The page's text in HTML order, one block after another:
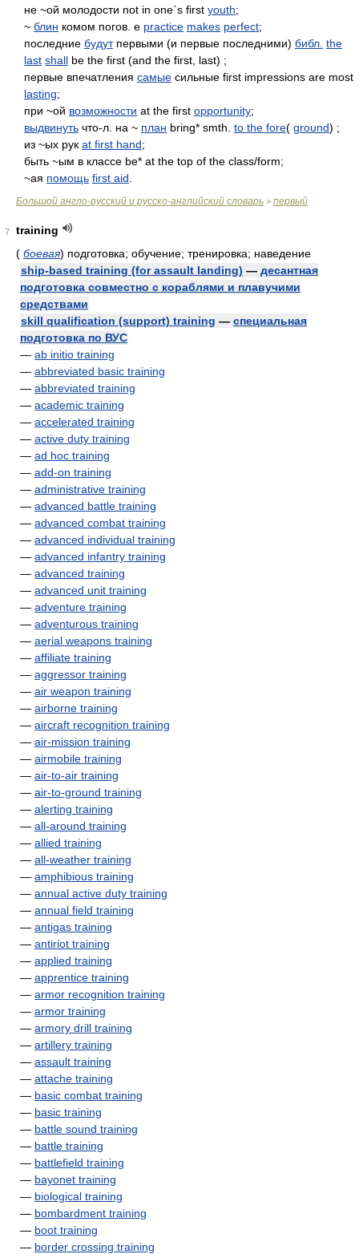
не ~ой молодости not in one`s first youth;
~ блин комом погов. е practice makes perfect;
последние будутпервыми (и первые последними) библ. the
last shall be the first (and the first, last) ;
первые впечатления самые сильные first impressions are most
lasting;
при ~ой возможности at the first opportunity;
выдвинуть что-л. на ~ план bring* smth. to the fore( ground) ;
из ~ых рук at first hand;
быть ~ым в классе be* at the top of the class/form;
~ая помощь first aid
Большой англо-русский и русско-английский словарь > первый
7
training
( боевая) подготовка; обучение; тренировка; наведение
ship-based training (for assault landing) — десантная
подготовка совместно с кораблями и плавучими
средствами
skill qualification (support) training — специальная
подготовка по ВУС
— ab initio training
— abbreviated basic training
— abbreviated training
— academic training
— accelerated training
— active duty training
— ad hoc training
— add-on training
— administrative training
— advanced battle training
— advanced combat training
— advanced individual training
— advanced infantry training
— advanced training
— advanced unit training
— adventure training
— adventurous training
— aerial weapons training
— affiliate training
— aggressor training
— air weapon training
— airborne training
— aircraft recognition training
— air-mission training
— airmobile training
— air-to-air training
— air-to-ground training
— alerting training
— all-around training
— allied training
— all-weather training
— amphibious training
— annual active duty training
— annual field training
— antigas training
— antiriot training
— applied training
— apprentice training
— armor recognition training
— armor training
— armory drill training
— artillery training
— assault training
— attache training
— basic combat training
— basic training
— battle sound training
— battle training
— battlefield training
— bayonet training
— biological training
— bombardment training
— boot training
— border crossing training